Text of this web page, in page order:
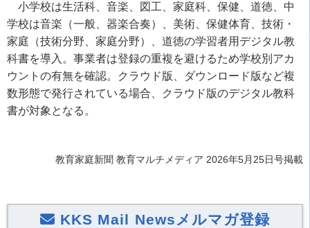
小学校は生活科、音楽、図工、家庭科、保健、道徳、中
学校は音楽（一般、器楽合奏）、美術、保健体育、技術・
家庭（技術分野、家庭分野）、道徳の学習者用デジタル教
科書を導入。事業者は登録の重複を避けるため学校別アカ
ウントの有無を確認。クラウド版、ダウンロード版など複
数形態で発行されている場合、クラウド版のデジタル教科
書が対象となる。
教育家庭新聞 教育マルチメディア 2026年5月25日号掲載
KKS Mail Newsメルマガ登録